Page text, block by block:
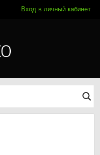
Вход в личный кабинет